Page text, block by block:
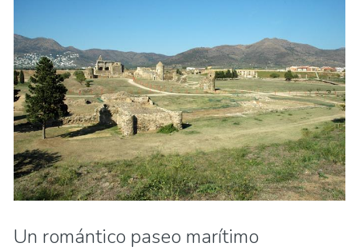
Un romántico paseo marítimo